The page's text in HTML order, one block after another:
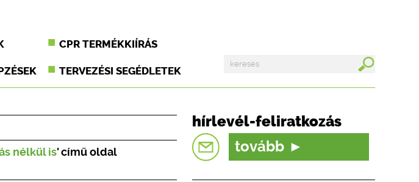
CPR TERMÉKKIÍRÁS
TERVEZÉSI SEGÉDLETEK
nélkül is' című oldal
hírlevél-feliratkozás
tovább